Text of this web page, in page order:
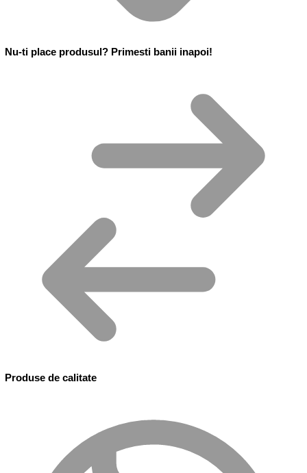
Nu-ti place produsul? Primesti banii inapoi!
Produse de calitate